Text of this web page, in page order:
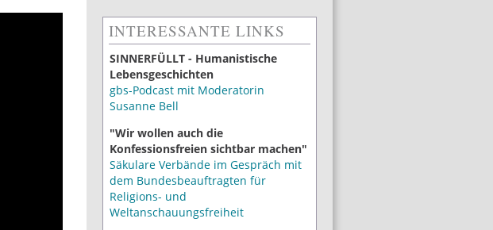
INTERESSANTE LINKS
SINNERFÜLLT - Humanistische
Lebensgeschichten
gbs-Podcast mit Moderatorin
Susanne Bell
"Wir wollen auch die
Konfessionsfreien sichtbar machen"
Säkulare Verbände im Gespräch mit
dem Bundesbeauftragten für
Religions- und
Weltanschauungsfreiheit